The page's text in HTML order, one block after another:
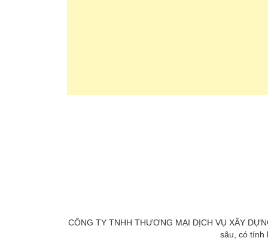
CÔNG TY TNHH THƯƠNG MẠI DỊCH VỤ XÂY
sâu, có tính